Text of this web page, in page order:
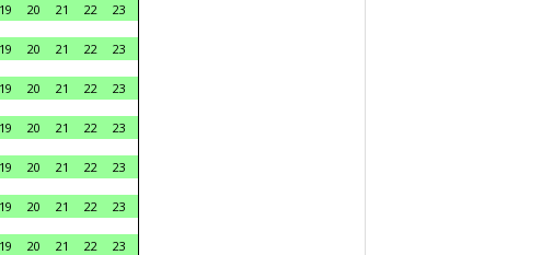
19 20 21 22 23
19 20 21 22 23
19 20 21 22 23
19 20 21 22 23
19 20 21 22 23
19 20 21 22 23
19 20 21 22 23